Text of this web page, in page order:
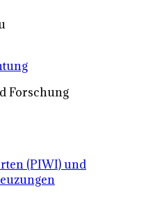
Forschung
(PIWI) und